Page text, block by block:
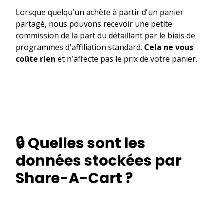
Lorsque quelqu'un achète à partir d'un panier
partagé, nous pouvons recevoir une petite
commission de la part du détaillant par le biais de
programmes d'affiliation standard. Cela ne vous
coûte rien et n'affecte pas le prix de votre panier.
🔒 Quelles sont les
données stockées par
Share-A-Cart ?